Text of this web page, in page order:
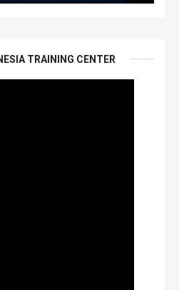
TRAINING CENTER